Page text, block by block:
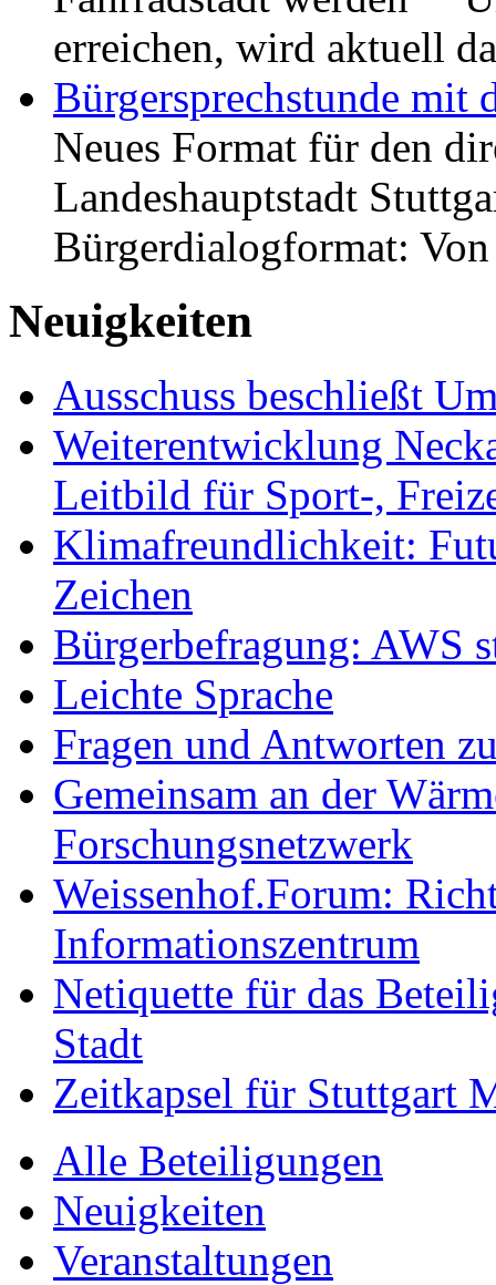
erreichen, wird aktuell
Bürgersprechstunde mit
Neues Format für den
Landeshauptstadt
Bürgerdialogformat:
Neuigkeiten
Ausschuss beschließt
Weiterentwicklung
Leitbild für Sport-,
Klimafreundlichkeit:
Zeichen
Bürgerbefragung: AWS
Leichte Sprache
Fragen und Antworten
Gemeinsam an der
Forschungsnetzwerk
Weissenhof.Forum:
Informationszentrum
Netiquette für das
Stadt
Zeitkapsel für Stuttgart
Alle Beteiligungen
Neuigkeiten
Veranstaltungen